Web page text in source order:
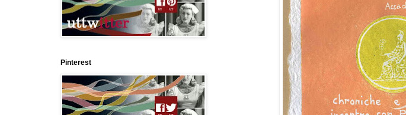
Pinterest